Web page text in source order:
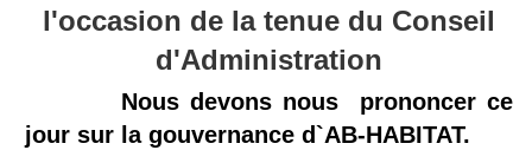
l'occasion de la tenue du Conseil
d'Administration
Nous devons nous prononcer ce
jour sur la gouvernance d`AB-HABITAT.